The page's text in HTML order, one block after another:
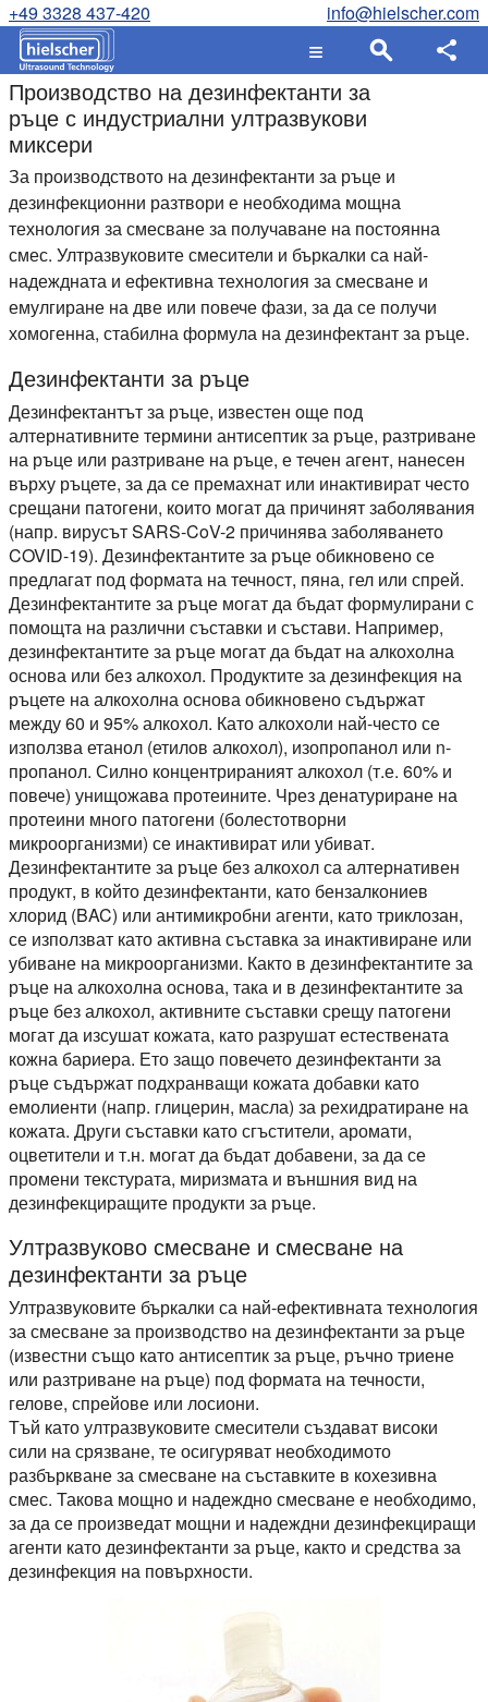
+49 3328 437-420 info@hielscher.com
Производство на дезинфектанти за
ръце с индустриални ултразвукови
миксери
За производството на дезинфектанти за ръце и
дезинфекционни разтвори е необходима мощна
технология за смесване за получаване на постоянна
смес. Ултразвуковите смесители и бъркалки са най-
надеждната и ефективна технология за смесване и
емулгиране на две или повече фази, за да се получи
хомогенна, стабилна формула на дезинфектант за ръце.
Дезинфектанти за ръце
Дезинфектантът за ръце, известен още под
алтернативните термини антисептик за ръце, разтриване
на ръце или разтриване на ръце, е течен агент, нанесен
върху ръцете, за да се премахнат или инактивират често
срещани патогени, които могат да причинят заболявания
(напр. вирусът SARS-CoV-2 причинява заболяването
COVID-19). Дезинфектантите за ръце обикновено се
предлагат под формата на течност, пяна, гел или спрей.
Дезинфектантите за ръце могат да бъдат формулирани с
помощта на различни съставки и състави. Например,
дезинфектантите за ръце могат да бъдат на алкохолна
основа или без алкохол. Продуктите за дезинфекция на
ръцете на алкохолна основа обикновено съдържат
между 60 и 95% алкохол. Като алкохоли най-често се
използва етанол (етилов алкохол), изопропанол или n-
пропанол. Силно концентрираният алкохол (т.е. 60% и
повече) унищожава протеините. Чрез денатуриране на
протеини много патогени (болестотворни
микроорганизми) се инактивират или убиват.
Дезинфектантите за ръце без алкохол са алтернативен
продукт, в който дезинфектанти, като бензалкониев
хлорид (BAC) или антимикробни агенти, като триклозан,
се използват като активна съставка за инактивиране или
убиване на микроорганизми. Както в дезинфектантите за
ръце на алкохолна основа, така и в дезинфектантите за
ръце без алкохол, активните съставки срещу патогени
могат да изсушат кожата, като разрушат естествената
кожна бариера. Ето защо повечето дезинфектанти за
ръце съдържат подхранващи кожата добавки като
емолиенти (напр. глицерин, масла) за рехидратиране на
кожата. Други съставки като сгъстители, аромати,
оцветители и т.н. могат да бъдат добавени, за да се
промени текстурата, миризмата и външния вид на
дезинфекциращите продукти за ръце.
Ултразвуково смесване и смесване на
дезинфектанти за ръце
Ултразвуковите бъркалки са най-ефективната технология
за смесване за производство на дезинфектанти за ръце
(известни също като антисептик за ръце, ръчно триене
или разтриване на ръце) под формата на течности,
гелове, спрейове или лосиони.
Тъй като ултразвуковите смесители създават високи
сили на срязване, те осигуряват необходимото
разбъркване за смесване на съставките в кохезивна
смес. Такова мощно и надеждно смесване е необходимо,
за да се произведат мощни и надеждни дезинфекциращи
агенти като дезинфектанти за ръце, както и средства за
дезинфекция на повърхности.